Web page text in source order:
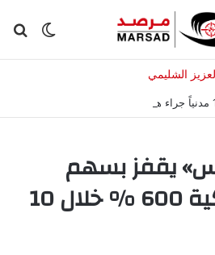
الوضع
يقفز بسهم
شركته البلجيكية 600 % خلال 10